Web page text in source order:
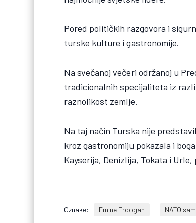
Pored političkih razgovora i
turske kulture i gastronomije.
Na svečanoj večeri održanoj u
tradicionalnih specijaliteta iz
raznolikost zemlje.
Na taj način Turska nije
kroz gastronomiju pokazala i
Kayserija, Denizlija, Tokata i
Oznake: Emine Erdogan NATO